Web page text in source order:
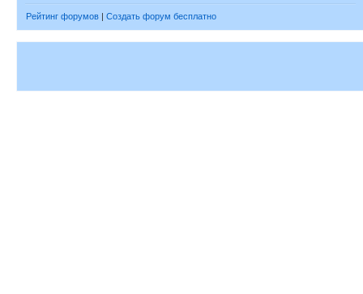
Рейтинг форумов Создать форум бесплатно